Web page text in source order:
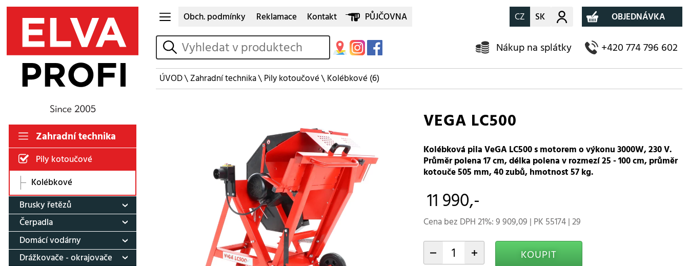
Zahradní technika
Pily kotoučové
Kolébkové
Brusky řetězů
Čerpadla
Domácí vodárny
Drážkovače - okrajovače
Obch. podmínky Reklamace Kontakt PŮJČOVNA CZ SK Můj účet OBJEDNÁVKA
vyhledat Nákup na splátky +420 774 796 602
ÚVOD\Zahradní technika\Pily kotoučové\Kolébkové (6)
VEGA LC500
Kolébková pila VeGA LC500 s motorem o výkonu 3000W, 230 V.
Průměr polena 17 cm, délka polena v rozmezí 25 - 100 cm, průměr
kotouče 505 mm, 40 zubů, hmotnost 57 kg.
11 990,-
Cena bez DPH 21%: 9 909,09 | PK 55174 | 29
- + KOUPIT